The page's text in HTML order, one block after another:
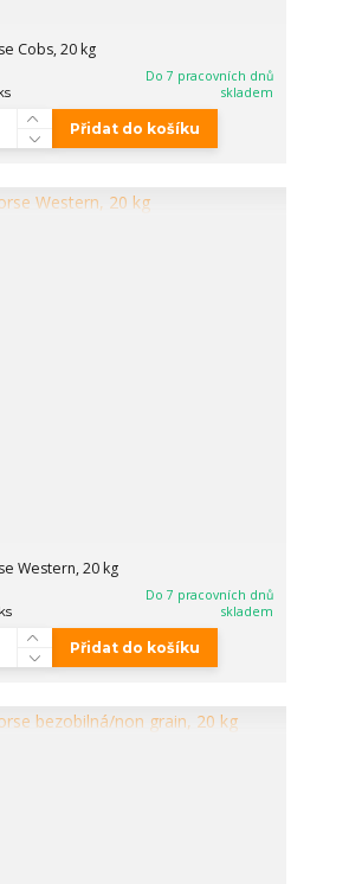
Cobs, 20 kg
Do 7 pracovních dnů
skladem
Přidat do košíku
Western, 20 kg
ks
Do 7 pracovních dnů
skladem
Přidat do košíku